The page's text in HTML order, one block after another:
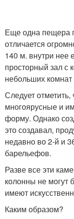
Еще одна пещера
отличается
140 м. внутри нее
просторный зал с
небольших
Следует
многоярусные и
форму. Однако
это создавал,
недавно во 2-й и
барельефов.
Разве все эти
колонны не могут
имеют
Каким образом?